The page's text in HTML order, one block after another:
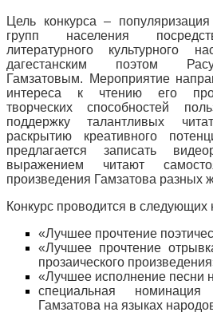
Цель конкурса –
групп населения
литературного культурного
дагестанским поэтом
Гамзатовым. Мероприятие
интереса к чтению его
творческих способностей
поддержку талантливых
раскрытию креативного
предлагается записать
выражением читают
произведения Гамзатова разных
Конкурс проводится в следующих
«Лучшее прочтение
«Лучшее прочтение
прозаического
«Лучшее исполнение песни
специальная
Гамзатова на языках